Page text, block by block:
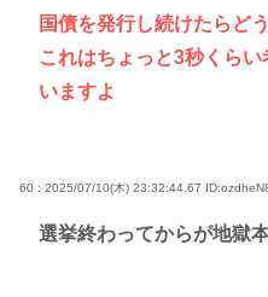
国債を発行し続けたらど
これはちょっと3秒くら
いますよ
60 : 2025/07/10(木) 23:32:44.67
選挙終わってからが地獄